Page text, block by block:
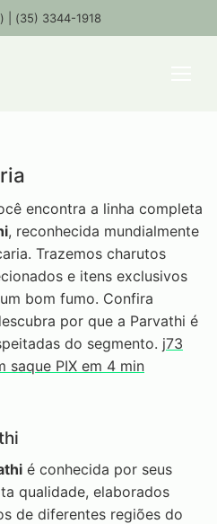
| (35) 3344-1918
encontra a linha completa
, reconhecida mundialmente
Trazemos charutos
e itens exclusivos
bom fumo. Confira
por que a Parvathi é
do segmento. j73
saque PIX em 4 min
é conhecida por seus
qualidade, elaborados
de diferentes regiões do